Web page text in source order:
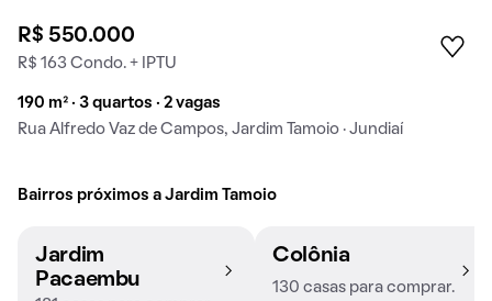
R$ 550.000
R$ 163 Condo. + IPTU
190 m² · 3 quartos · 2 vagas
Rua Alfredo Vaz de Campos, Jardim Tamoio · Jundiaí
Bairros próximos a Jardim Tamoio
Jardim
Pacaembu
Colônia
130 casas para comprar.